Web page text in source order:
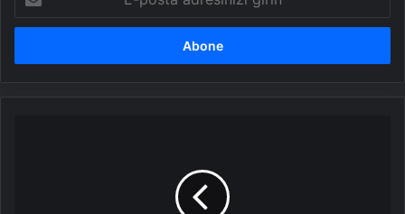
posta
adresinizi